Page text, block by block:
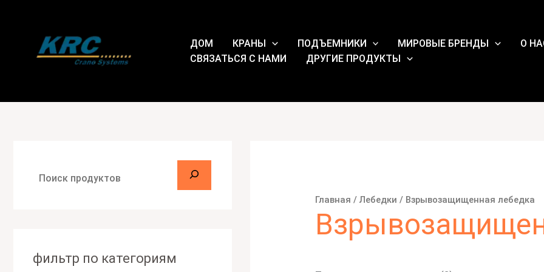
содержимому
ДОМ КРАНЫ ПОДЪЕМНИКИ МИРОВЫЕ БРЕНДЫ О
СВЯЗАТЬСЯ С НАМИ
ДРУГИЕ ПРОДУКТЫ
фильтр по категориям
Главная / Лебедки / Взрывозащищенная лебедка